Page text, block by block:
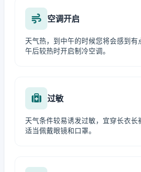
空调开启
天气热，到中午的时候您将会感到有
午后较热时开启制冷空调。
过敏
天气条件较易诱发过敏，宜穿长衣长
适当佩戴眼镜和口罩。